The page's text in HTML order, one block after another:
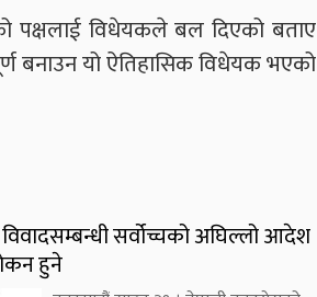
पक्षलाई विधेयकले बल दिएको बताए
बनाउन यो ऐतिहासिक विधेयक भएको
सर्वोच्चको अघिल्लो आदेश
हुने